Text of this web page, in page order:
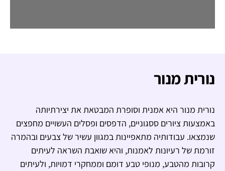
נורית מנור
נורית מנור היא אמנית וסופרת המבטאת את יצירתיותה
באמצעות ציורים ססגוניים, הדפסים ופסלים העשויים מחפצים
שנמצאו. עבודותיה מתאפיינות במגוון עשיר של צבעים ובהמרה
זורמת של רעיונות לאמנות, והיא שואבת השראה לעיתים
קרובות מהטבע, מנופי טבע דומם וממחקרי דמויות, ולעיתים